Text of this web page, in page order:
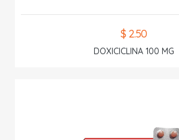
$ 2.50
DOXICICLINA 100 MG